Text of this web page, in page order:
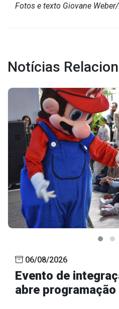
Downloads
Notícias
Contato
Página Inicial
Fotos e texto Giovane
Notícias
06/08/2026
Evento de
abre programação